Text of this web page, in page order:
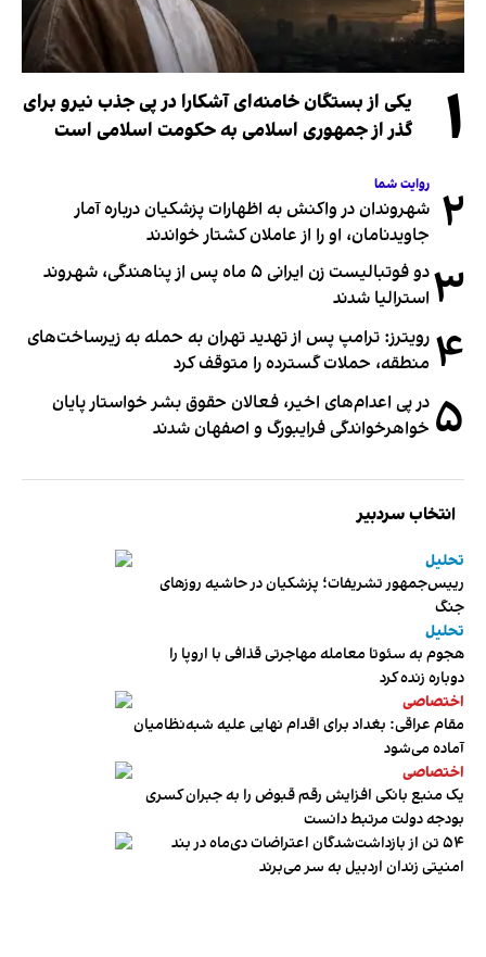
۱
یکی از بستگان خامنه‌ای آشکارا در پی جذب نیرو برای
گذر از جمهوری اسلامی به حکومت اسلامی است
۲ روایت شما
شهروندان در واکنش به اظهارات پزشکیان درباره آمار
جاویدنامان، او را از عاملان کشتار خواندند
۳
دو فوتبالیست زن ایرانی ۵ ماه پس از پناهندگی، شهروند
استرالیا شدند
۴ رویترز: ترامپ پس از تهدید تهران به حمله به زیرساخت‌های
منطقه، حملات گسترده را متوقف کرد
۵ در پی اعدام‌های اخیر، فعالان حقوق بشر خواستار پایان
خواهرخواندگی فرایبورگ و اصفهان شدند
انتخاب سردبیر
تحلیل
رییس‌جمهور تشریفات؛ پزشکیان در حاشیه روزهای
جنگ
تحلیل
هجوم به سئوتا معامله مهاجرتی قذافی با اروپا را
دوباره زنده کرد
اختصاصی
مقام عراقی: بغداد برای اقدام نهایی علیه شبه‌نظامیان
آماده می‌شود
اختصاصی
یک منبع بانکی افزایش رقم قبوض را به جبران کسری
بودجه دولت مرتبط دانست
۵۴ تن از بازداشت‌شدگان اعتراضات دی‌ماه در بند
امنیتی زندان اردبیل به سر می‌برند